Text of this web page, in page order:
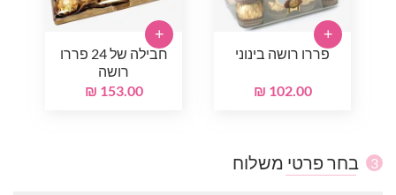
פררו רושה בינוני
102.00 ₪
+
חבילה של 24 פררו
רושה
153.00 ₪
+
3 בחר פרטי משלוח